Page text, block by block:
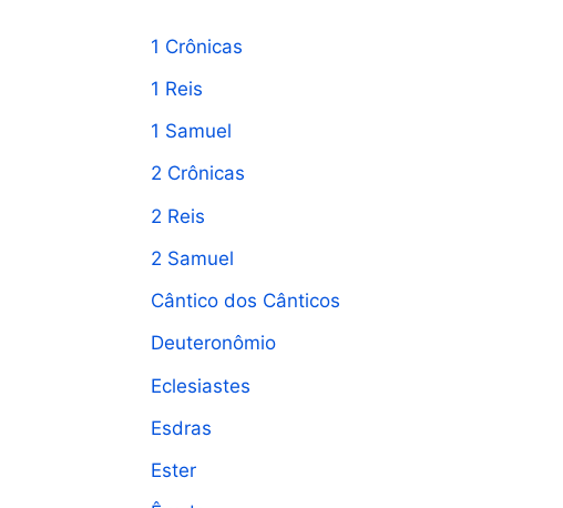
s
a
r
p
o
r
1 Crônicas
1 Reis
1 Samuel
2 Crônicas
2 Reis
2 Samuel
Cântico dos Cânticos
Deuteronômio
Eclesiastes
Esdras
Ester